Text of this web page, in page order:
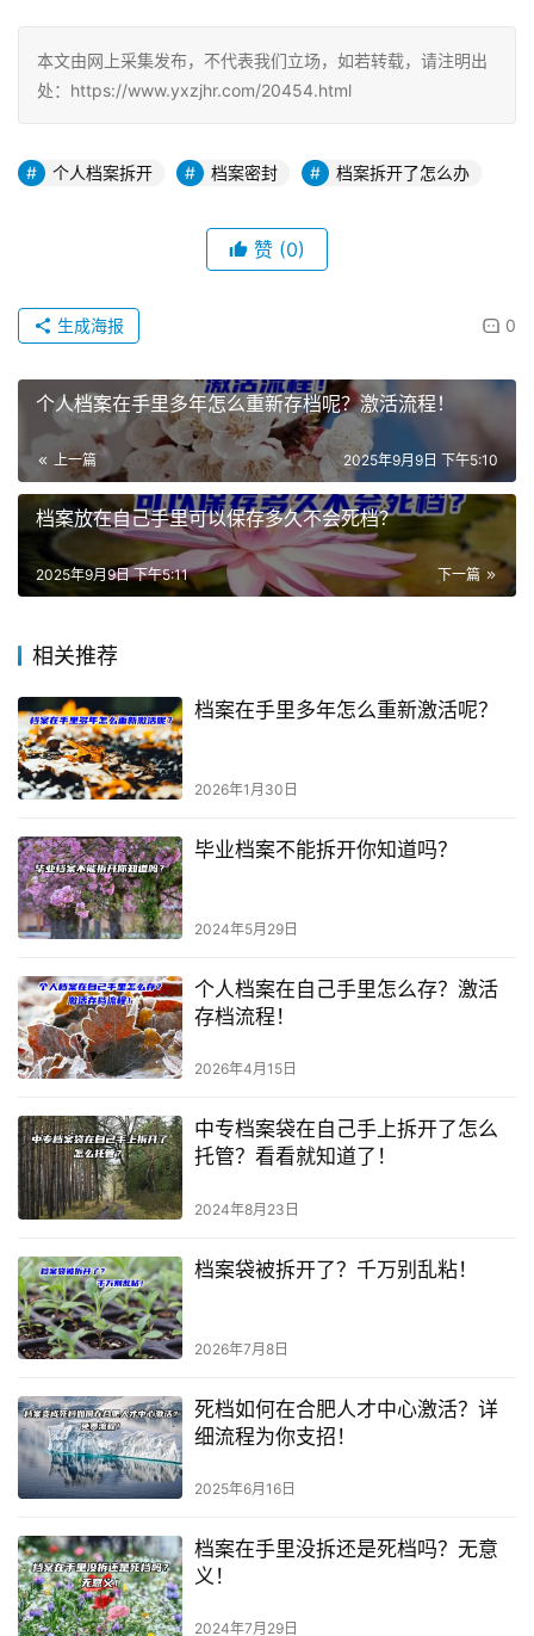
本文由网上采集发布，不代表我们立场，如若转载，请注明出
处：https://www.yxzjhr.com/20454.html
个人档案拆开 档案密封 档案拆开了怎么办
赞 (0)
0
生成海报
个人档案在手里多年怎么重新存档呢？激活流程！
上一篇 2025年9月9日 下午5:10
档案放在自己手里可以保存多久不会死档？
下一篇
2025年9月9日 下午5:11
相关推荐
档案在手里多年怎么重新激活呢？
2026年1月30日
毕业档案不能拆开你知道吗？
2024年5月29日
个人档案在自己手里怎么存？激活
存档流程！
2026年4月15日
中专档案袋在自己手上拆开了怎么
托管？看看就知道了！
2024年8月23日
档案袋被拆开了？千万别乱粘！
2026年7月8日
死档如何在合肥人才中心激活？详
细流程为你支招！
2025年6月16日
档案在手里没拆还是死档吗？无意
义！
2024年7月29日